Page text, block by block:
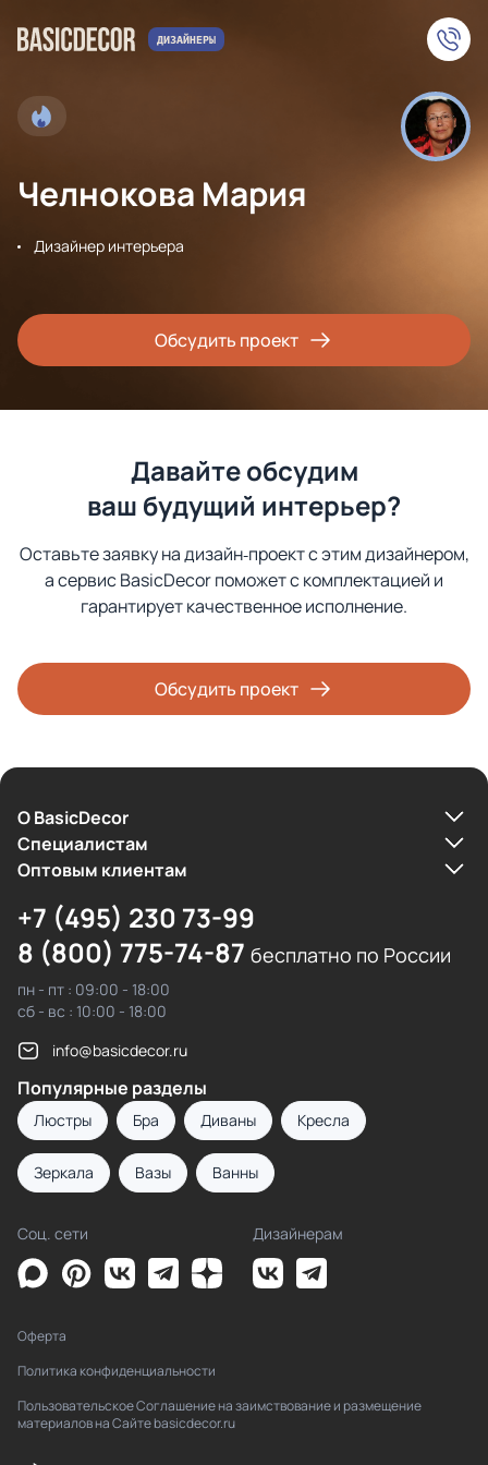
Челнокова Мария
Дизайнер интерьера
Обсудить проект
Давайте обсудим
ваш будущий интерьер?
Оставьте заявку на дизайн‑проект с этим дизайнером,
а сервис BasicDecor поможет с комплектацией и
гарантирует качественное исполнение.
Обсудить проект
О BasicDecor
Cпециалистам
Оптовым клиентам
+7 (495) 230 73-99
8 (800) 775-74-87 бесплатно по России
пн - пт : 09:00 - 18:00
сб - вс : 10:00 - 18:00
info@basicdecor.ru
Популярные разделы
Люстры Бра Диваны Кресла
Зеркала Вазы Ванны
Соц. сети Дизайнерам
Оферта
Политика конфиденциальности
Пользовательское Соглашение на заимствование и размещение
материалов на Сайте basicdecor.ru